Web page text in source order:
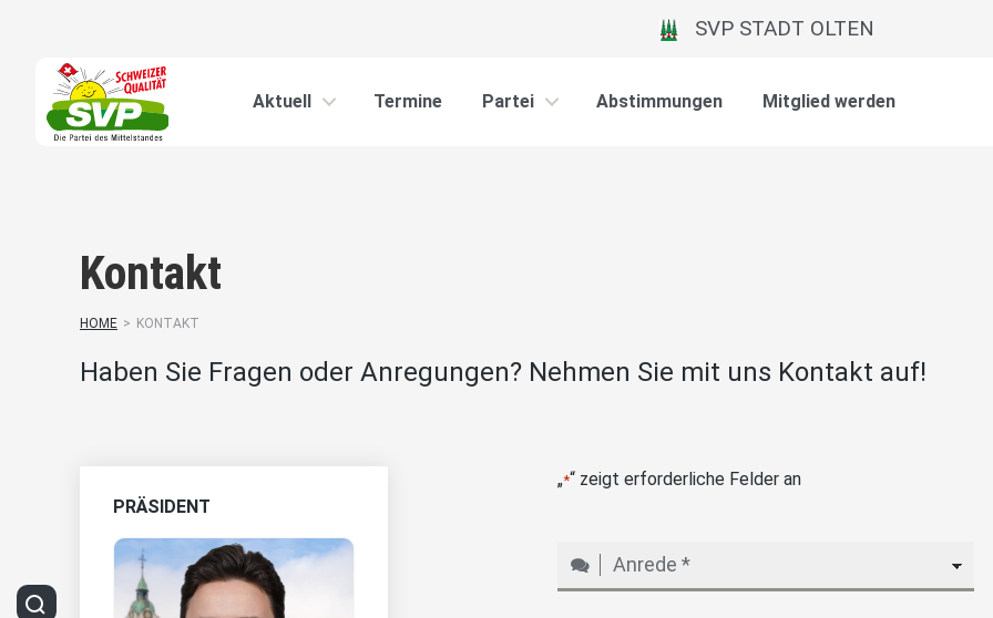
SVP STADT OLTEN
Aktuell Termine Partei Abstimmungen Mitglied werden
Kontakt
HOME > KONTAKT
Haben Sie Fragen oder Anregungen? Nehmen Sie mit uns Kontakt auf!
PRÄSIDENT
„*“ zeigt erforderliche Felder an